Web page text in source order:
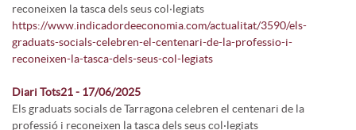
reconeixen la tasca dels seus col·legiats
https://www.indicadordeeconomia.com/actualitat/3590/els-
graduats-socials-celebren-el-centenari-de-la-professio-i-
reconeixen-la-tasca-dels-seus-col-legiats
Diari Tots21 - 17/06/2025
Els graduats socials de Tarragona celebren el centenari de la
professió i reconeixen la tasca dels seus col·legiats